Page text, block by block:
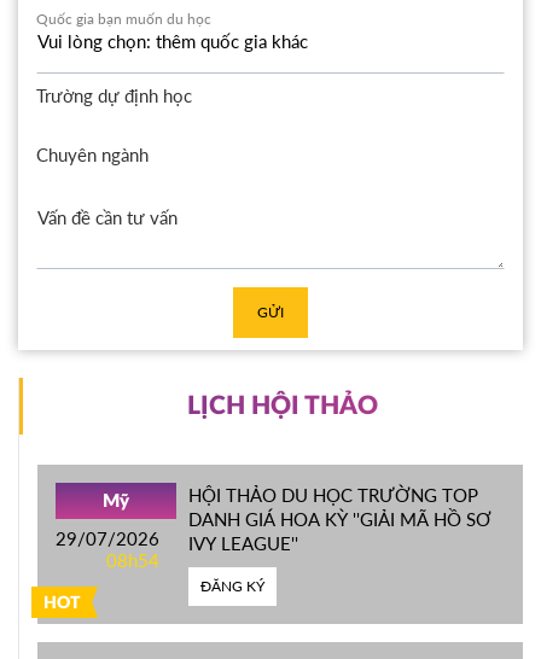
Quốc gia bạn muốn du học
Trường dự định học
Chuyên ngành
GỬI
LỊCH HỘI THẢO
HOT
Mỹ
29/07/2026
08h54
HỘI THẢO DU HỌC TRƯỜNG TOP
DANH GIÁ HOA KỲ ''GIẢI MÃ HỒ SƠ
IVY LEAGUE''
ĐĂNG KÝ